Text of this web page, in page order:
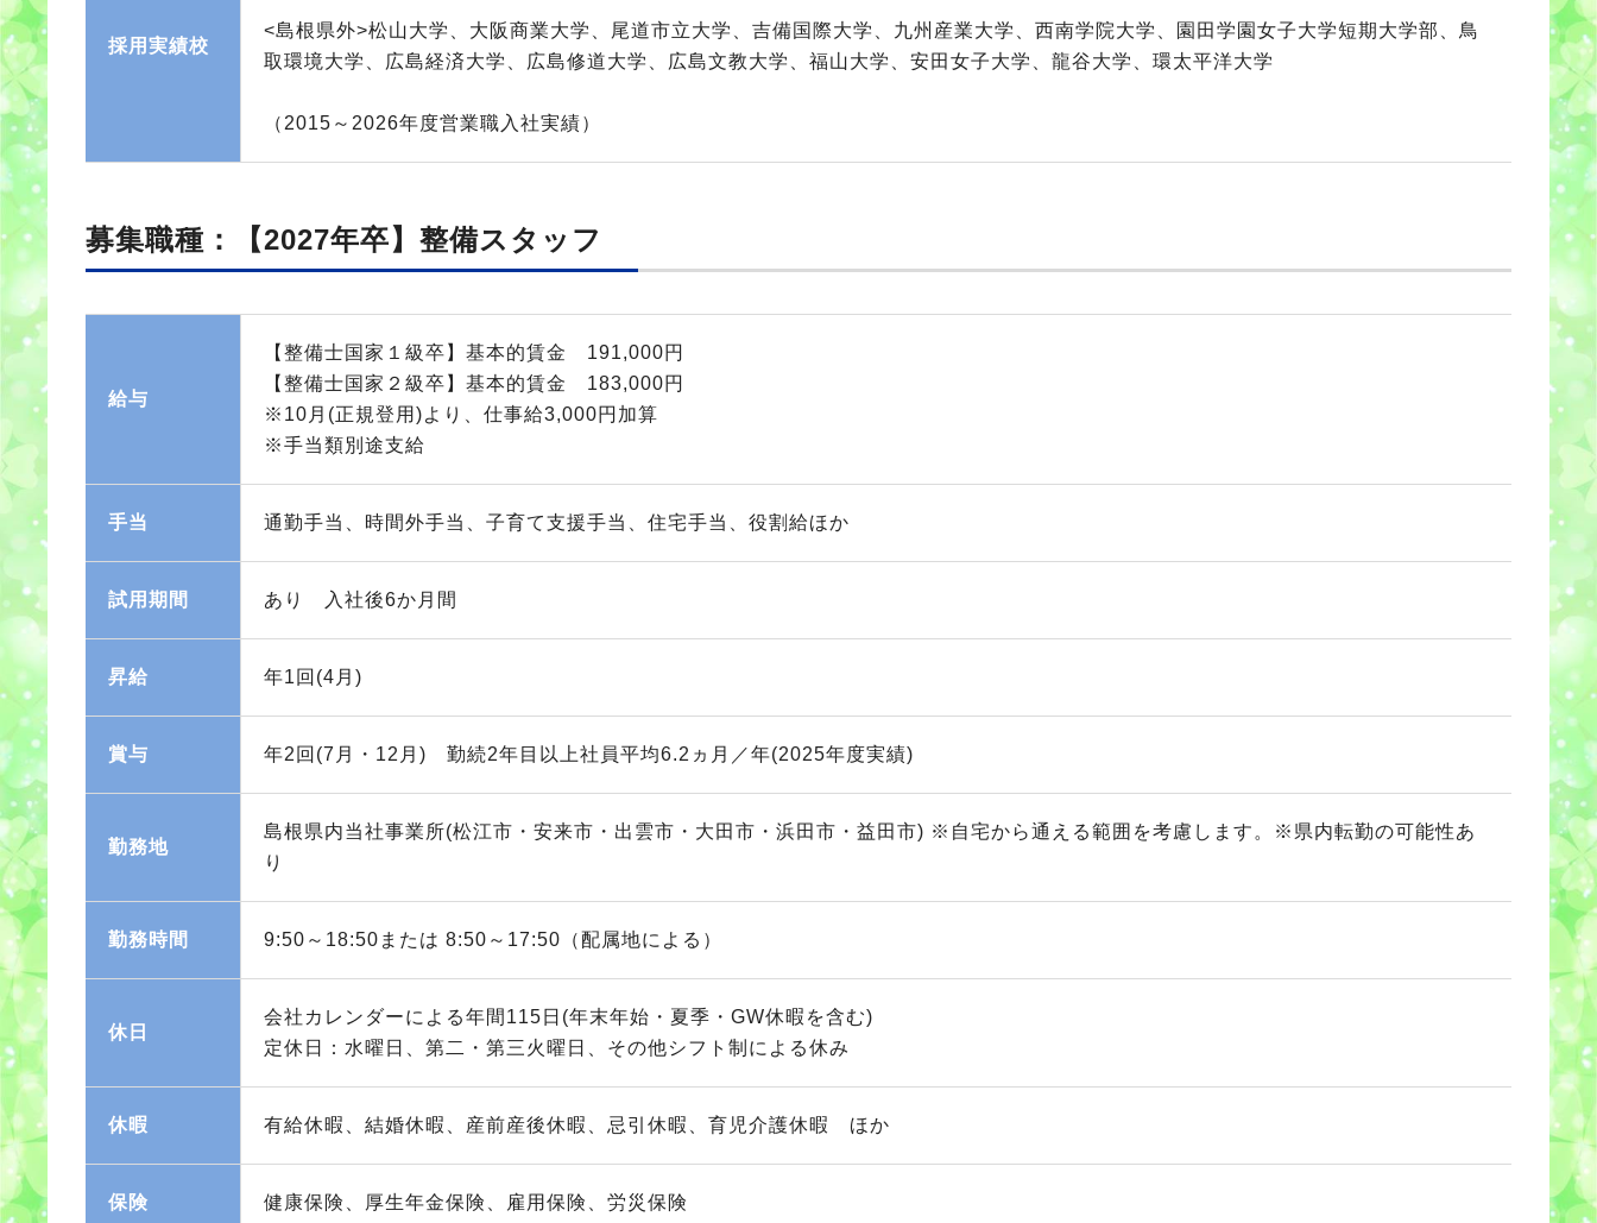
採用実績校
<島根県外>松山大学、大阪商業大学、尾道市立大学、吉備国際大学、九州産業大学、西南学院大学、園田学園女子大学短期大学部、鳥
取環境大学、広島経済大学、広島修道大学、広島文教大学、福山大学、安田女子大学、龍谷大学、環太平洋大学
（2015～2026年度営業職入社実績）
募集職種：【2027年卒】整備スタッフ
給与
【整備士国家１級卒】基本的賃金 191,000円
【整備士国家２級卒】基本的賃金 183,000円
※10月(正規登用)より、仕事給3,000円加算
※手当類別途支給
手当 通勤手当、時間外手当、子育て支援手当、住宅手当、役割給ほか
試用期間 あり 入社後6か月間
昇給 年1回(4月)
賞与 年2回(7月・12月) 勤続2年目以上社員平均6.2ヵ月／年(2025年度実績)
勤務地
島根県内当社事業所(松江市・安来市・出雲市・大田市・浜田市・益田市) ※自宅から通える範囲を考慮します。※県内転勤の可能性あ
り
勤務時間 9:50～18:50または 8:50～17:50（配属地による）
休日
会社カレンダーによる年間115日(年末年始・夏季・GW休暇を含む)
定休日：水曜日、第二・第三火曜日、その他シフト制による休み
休暇 有給休暇、結婚休暇、産前産後休暇、忌引休暇、育児介護休暇 ほか
保険 健康保険、厚生年金保険、雇用保険、労災保険